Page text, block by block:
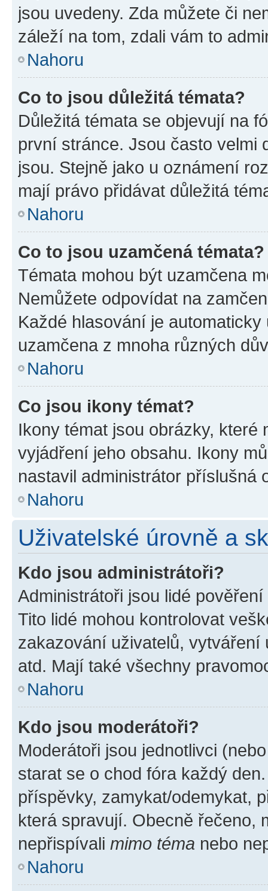
jsou uvedeny. Zda můžete či
záleží na tom, zdali vám to
Nahoru
Co to jsou důležitá témata?
Důležitá témata se objevují na
první stránce. Jsou často velmi
jsou. Stejně jako u oznámení
mají právo přidávat důležitá
Nahoru
Co to jsou uzamčená témata?
Témata mohou být uzamčena
Nemůžete odpovídat na
Každé hlasování je
uzamčena z mnoha různých
Nahoru
Co jsou ikony témat?
Ikony témat jsou obrázky,
vyjádření jeho obsahu. Ikony
nastavil administrátor příslušná
Nahoru
Uživatelské úrovně a
Kdo jsou administrátoři?
Administrátoři jsou lidé
Tito lidé mohou kontrolovat
zakazování uživatelů,
atd. Mají také všechny
Nahoru
Kdo jsou moderátoři?
Moderátoři jsou jednotlivci
starat se o chod fóra každý
příspěvky, zamykat/odemykat,
která spravují. Obecně řečeno,
nepřispívali mimo téma nebo
Nahoru